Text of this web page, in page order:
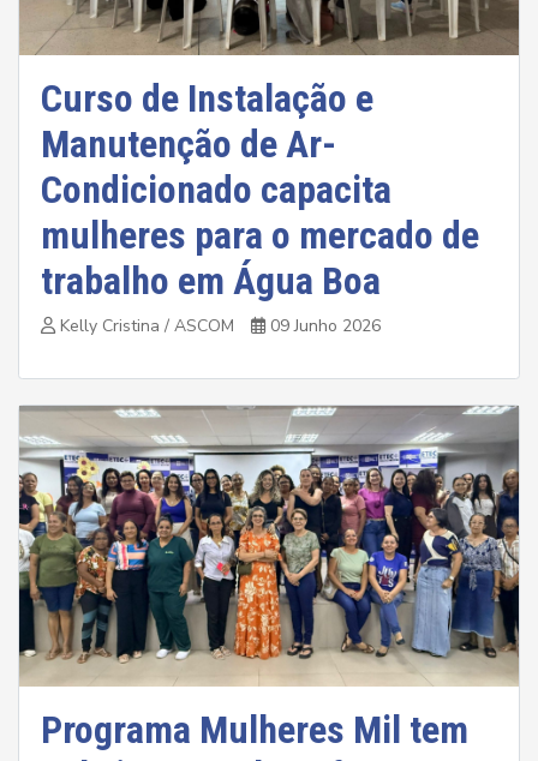
Curso de Instalação e
Manutenção de Ar-
Condicionado capacita
mulheres para o mercado de
trabalho em Água Boa
Kelly Cristina / ASCOM 09 Junho 2026
Programa Mulheres Mil tem